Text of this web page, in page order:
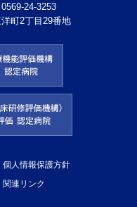
24-3253
町2丁目29番地
個人情報保護方針
関連リンク